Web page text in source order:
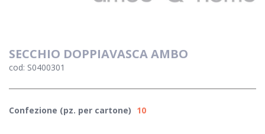
SECCHIO DOPPIAVASCA AMBO
cod: S0400301
Confezione (pz. per cartone) 10